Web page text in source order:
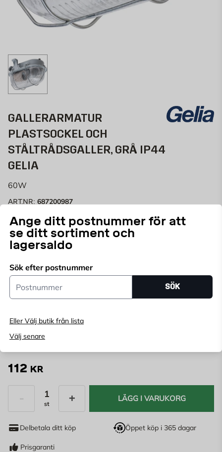
Ange ditt postnummer för att
se ditt sortiment och
lagersaldo
Sök efter postnummer
Postnummer
SÖK
Eller Välj butik från lista
Välj senare
GALLERARMATUR
PLASTSOCKEL OCH
STÅLTRÅDSGALLER, GRÅ IP44
GELIA
60W
ART.NR: 687200987
Gallerarmatur med plastsockel och ståltrådsgaller.
Dubbelisolerad. Armaturen är godkänd för
utomhusbruk och passar lika bra på fasaden som i
Läs mer
Endast online
Angepostnummer för att se lagerstatus
Modell:
112 KR
st
LÄGG I VARUKORG
Delbetala ditt köp Öppet köp i 365 dagar
Prisgaranti